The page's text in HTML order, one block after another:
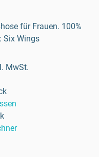
für Frauen. 100%
Six Wings
MwSt.